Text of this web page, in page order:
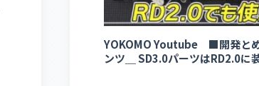
YOKOMO Youtube ■開発と
ンツ＿ SD3.0パーツはRD2.0に